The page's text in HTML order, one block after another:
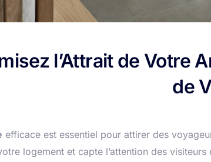
l’Attrait de Votre
de
efficace est essentiel pour attirer des
logement et capte l’attention des